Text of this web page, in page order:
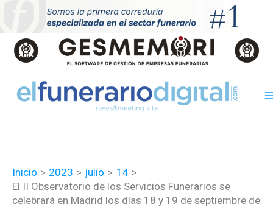
contenido
Inicio 2023 julio
14
El II Observatorio de los Servicios Funerarios se
celebrará en Madrid los días 18 y 19 de septiembre de